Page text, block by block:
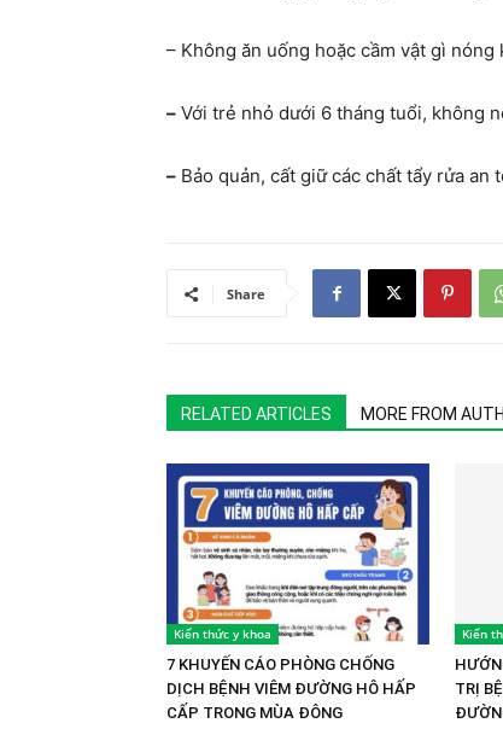
– Không ăn uống hoặc cầm vật gì nóng
– Với trẻ nhỏ dưới 6 tháng tuổi, không
– Bảo quản, cất giữ các chất tẩy rửa an
Share
RELATED ARTICLES MORE FROM
Kiến thức y khoa
7 KHUYẾN CÁO PHÒNG CHỐNG
DỊCH BỆNH VIÊM ĐƯỜNG HÔ HẤP
CẤP TRONG MÙA ĐÔNG
Kiến
TRỊ